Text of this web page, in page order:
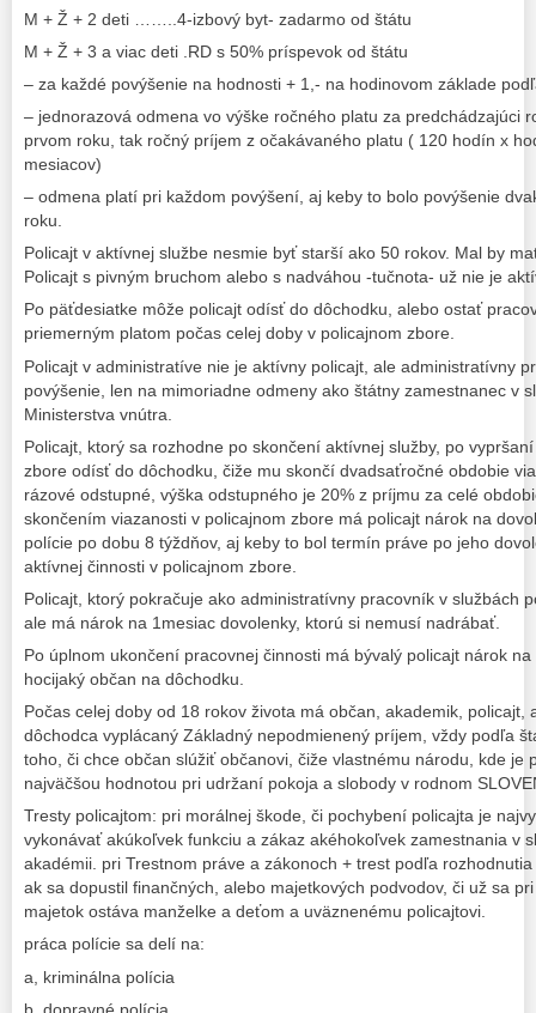
M + Ž + 2 deti ……..4-izbový byt- zadarmo od štátu
M + Ž + 3 a viac deti .RD s 50% príspevok od štátu
– za každé povýšenie na hodnosti + 1,- na hodinovom základe
– jednorazová odmena vo výške ročného platu za predchádzajúci
prvom roku, tak ročný príjem z očakávaného platu ( 120 hodín x
mesiacov)
– odmena platí pri každom povýšení, aj keby to bolo povýšenie
roku.
Policajt v aktívnej službe nesmie byť starší ako 50 rokov. Mal by
Policajt s pivným bruchom alebo s nadváhou -tučnota- už nie je
Po päťdesiatke môže policajt odísť do dôchodku, alebo ostať
priemerným platom počas celej doby v policajnom zbore.
Policajt v administratíve nie je aktívny policajt, ale administratívny
povýšenie, len na mimoriadne odmeny ako štátny zamestnanec v
Ministerstva vnútra.
Policajt, ktorý sa rozhodne po skončení aktívnej služby, po
zbore odísť do dôchodku, čiže mu skončí dvadsaťročné obdobie
rázové odstupné, výška odstupného je 20% z príjmu za celé
skončením viazanosti v policajnom zbore má policajt nárok na
polície po dobu 8 týždňov, aj keby to bol termín práve po jeho
aktívnej činnosti v policajnom zbore.
Policajt, ktorý pokračuje ako administratívny pracovník v službách
ale má nárok na 1mesiac dovolenky, ktorú si nemusí nadrábať.
Po úplnom ukončení pracovnej činnosti má bývalý policajt nárok
hocijaký občan na dôchodku.
Počas celej doby od 18 rokov života má občan, akademik, policajt,
dôchodca vyplácaný Základný nepodmienený príjem, vždy podľa
toho, či chce občan slúžiť občanovi, čiže vlastnému národu, kde je
najväčšou hodnotou pri udržaní pokoja a slobody v rodnom
Tresty policajtom: pri morálnej škode, či pochybení policajta je
vykonávať akúkoľvek funkciu a zákaz akéhokoľvek zamestnania v
akadémii. pri Trestnom práve a zákonoch + trest podľa
ak sa dopustil finančných, alebo majetkových podvodov, či už sa
majetok ostáva manželke a deťom a uväznenému policajtovi.
práca polície sa delí na:
a, kriminálna polícia
b, dopravné polícia